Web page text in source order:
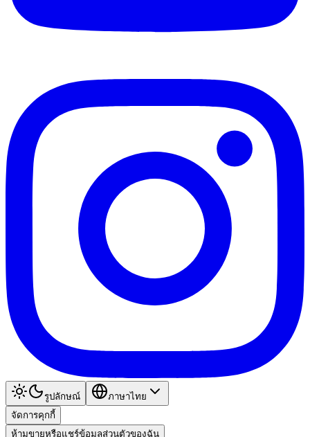
รูปลักษณ์
ภาษาไทย
จัดการคุกกี้
ห้ามขายหรือแชร์ข้อมูลส่วนตัวของฉัน